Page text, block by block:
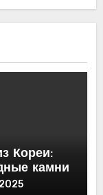
Кореи:
камни